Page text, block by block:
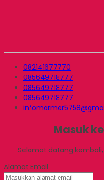
082141677770
085649718777
085649718777
085649718777
Masuk
Selamat datang
Alamat Email